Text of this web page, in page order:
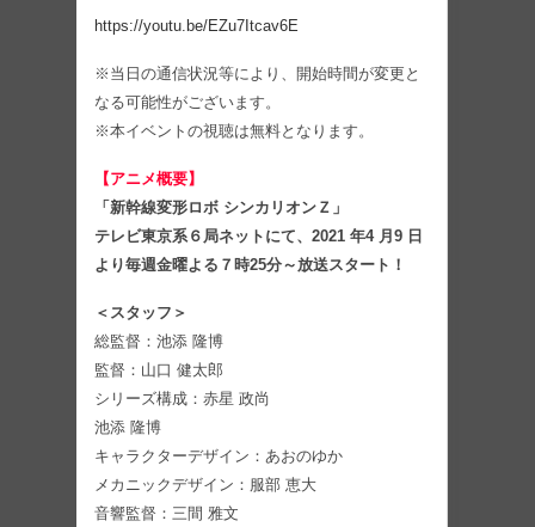
https://youtu.be/EZu7Itcav6E
※当日の通信状況等により、開始時間が変更と
なる可能性がございます。
※本イベントの視聴は無料となります。
【アニメ概要】
「新幹線変形ロボ シンカリオンＺ」
テレビ東京系６局ネットにて、2021 年4 月9 日
より毎週金曜よる７時25分～放送スタート！
＜スタッフ＞
総監督：池添 隆博
監督：山口 健太郎
シリーズ構成：赤星 政尚
池添 隆博
キャラクターデザイン：あおのゆか
メカニックデザイン：服部 恵大
音響監督：三間 雅文